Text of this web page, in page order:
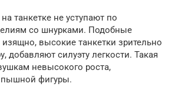
танкетке не уступают по
со шнурками. Подобные
высокие танкетки зрительно
добавляют силуэту легкости. Такая
невысокого роста,
пышной фигуры.